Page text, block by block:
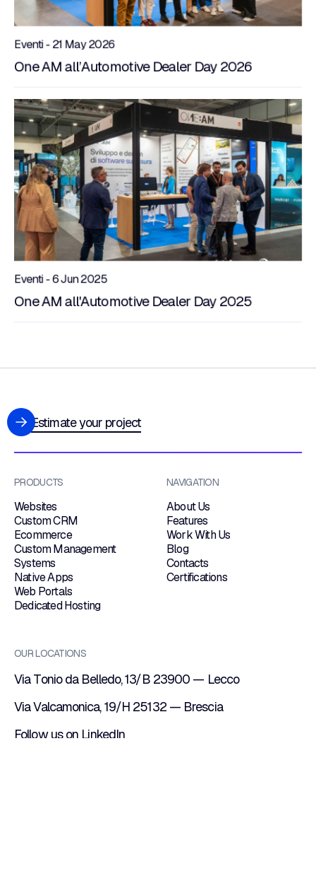
Eventi - 21 May 2026
One AM all’Automotive Dealer Day 2026
Eventi - 6 Jun 2025
One AM all'Automotive Dealer Day 2025
Estimate your project
OUR LOCATIONS
Via Tonio da Belledo, 13/B 23900 — Lecco
Via Valcamonica, 19/H 25132 — Brescia
Follow us on LinkedIn
PRODUCTS
Websites
Custom CRM
Ecommerce
Custom Management
Systems
Native Apps
Web Portals
Dedicated Hosting
NAVIGATION
About Us
Features
Work With Us
Blog
Contacts
Certifications